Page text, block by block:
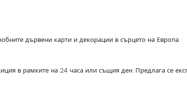
дървени карти и декорации в сърцето на Европа.
в рамките на 24 часа или същия ден. Предлага се